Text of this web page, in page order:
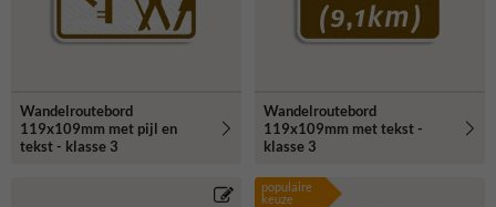
Wandelroutebord
119x109mm met pijl en
tekst - klasse 3
Wandelroutebord
119x109mm met tekst -
klasse 3
populaire
keuze